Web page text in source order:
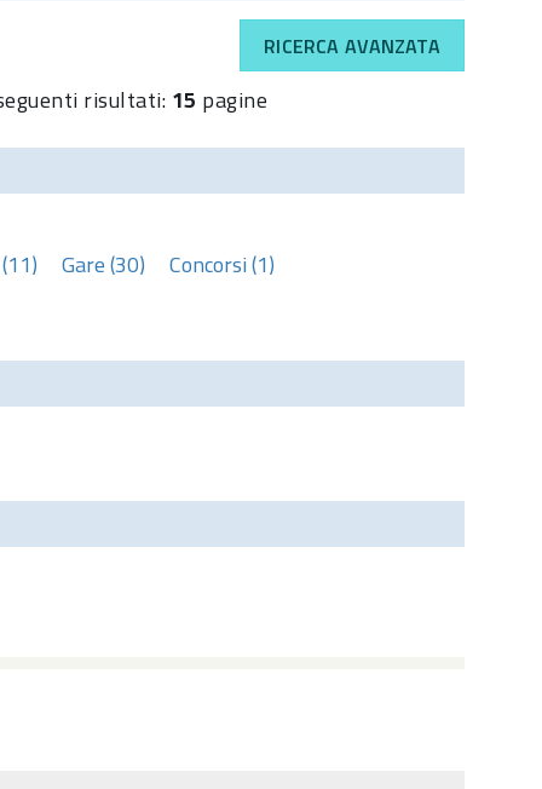
RICERCA AVANZATA
risultati: 15 pagine
Gare (30) Concorsi (1)